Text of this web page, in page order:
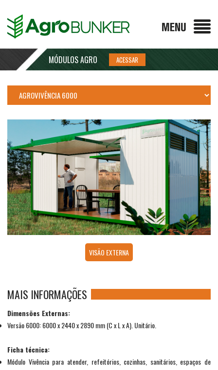
MÓDULOS AGRO
VISÃO EXTERNA
MAIS INFORMAÇÕES
Dimensões Externas:
Versão 6000: 6000 x 2440 x 2890 mm (C x L x A). Unitário.
Ficha técnica:
Módulo Vivência para atender, refeitórios, cozinhas, sanitários, espaços de